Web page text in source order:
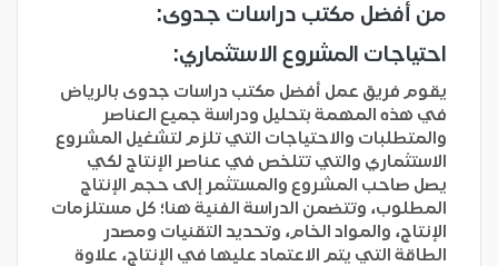
من أفضل مكتب دراسات جدوى:
احتياجات المشروع الاستثماري:
يقوم فريق عمل أفضل مكتب دراسات جدوى بالرياض
في هذه المهمة بتحليل ودراسة جميع العناصر
والمتطلبات والاحتياجات التي تلزم لتشغيل المشروع
الاستثماري والتي تتلخص في عناصر الإنتاج لكي
يصل صاحب المشروع والمستثمر إلى حجم الإنتاج
المطلوب، وتتضمن الدراسة الفنية هنا؛ كل مستلزمات
الإنتاج، والمواد الخام، وتحديد التقنيات ومصدر
الطاقة التي يتم الاعتماد عليها في الإنتاج، علاوة